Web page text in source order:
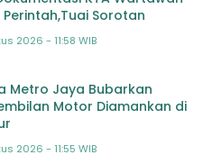
Sorotan
2026 - 11:58 WIB
Metro Jaya Bubarkan
Motor Diamankan di
2026 - 11:55 WIB